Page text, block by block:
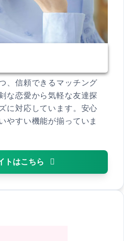
、信頼できるマッチング
な恋愛から気軽な友達探
に対応しています。安心
やすい機能が揃っていま
トはこちら